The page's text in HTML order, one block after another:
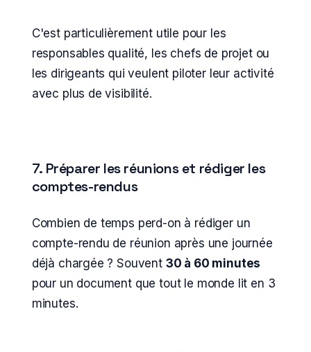
C'est particulièrement utile pour les
responsables qualité, les chefs de projet ou
les dirigeants qui veulent piloter leur activité
avec plus de visibilité.
7. Préparer les réunions et rédiger les
comptes-rendus
Combien de temps perd-on à rédiger un
compte-rendu de réunion après une journée
déjà chargée ? Souvent 30 à 60 minutes
pour un document que tout le monde lit en 3
minutes.